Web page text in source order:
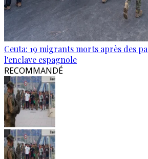
Ceuta: 19 migrants morts après des
l'enclave espagnole
RECOMMANDÉ